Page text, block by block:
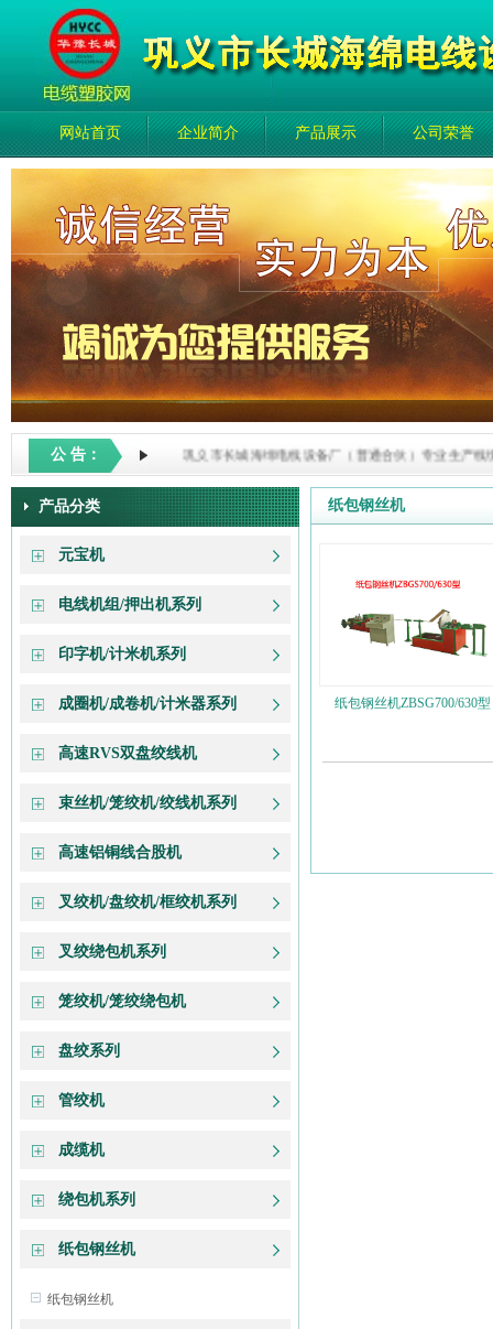
网站首页 企业简介 产品展示 公司荣誉
公 告： 巩义市长城海绵电线设备厂（普通合伙）专业生产线
产品分类
元宝机
电线机组/押出机系列
印字机/计米机系列
成圈机/成卷机/计米器系列
高速RVS双盘绞线机
束丝机/笼绞机/绞线机系列
高速铝铜线合股机
叉绞机/盘绞机/框绞机系列
叉绞绕包机系列
笼绞机/笼绞绕包机
盘绞系列
管绞机
成缆机
绕包机系列
纸包钢丝机
纸包钢丝机
纸包钢丝机
纸包钢丝机ZBSG700/630型